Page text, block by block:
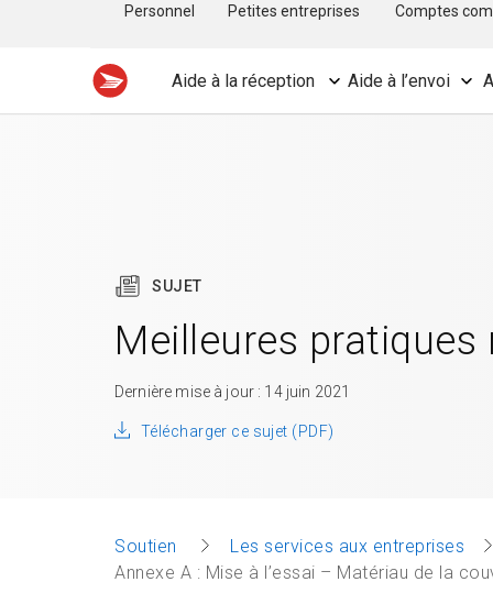
Personnel Petites entreprises Comptes
Aide à la réception Aide à l’envoi
SUJET
Meilleures
Dernière mise à jour : 14 juin 2021
Télécharger ce sujet (PDF)
Soutien Les services aux entreprises
Annexe A : Mise à l’essai – Matériau de la